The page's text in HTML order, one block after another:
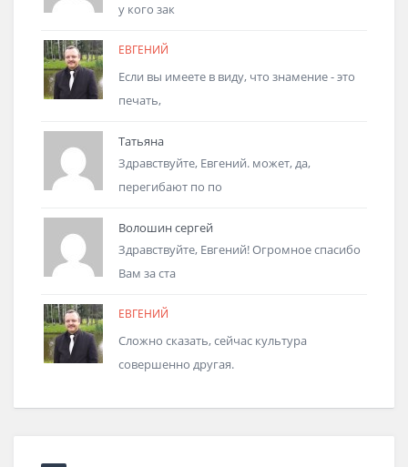
у кого зак
ЕВГЕНИЙ
Если вы имеете в виду, что знамение - это
печать,
Татьяна
Здравствуйте, Евгений. может, да,
перегибают по по
Волошин сергей
Здравствуйте, Евгений! Огромное спасибо
Вам за ста
ЕВГЕНИЙ
Сложно сказать, сейчас культура
совершенно другая.